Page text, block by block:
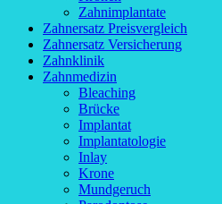
Zahnimplantate
Zahnersatz Preisvergleich
Zahnersatz Versicherung
Zahnklinik
Zahnmedizin
Bleaching
Brücke
Implantat
Implantatologie
Inlay
Krone
Mundgeruch